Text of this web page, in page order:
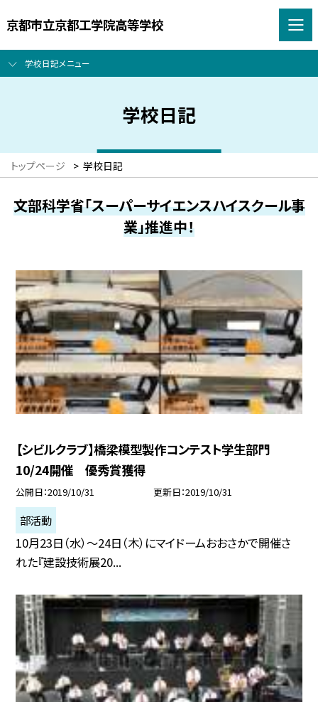
京都市立京都工学院高等学校
学校日記メニュー
学校日記
トップページ > 学校日記
文部科学省「スーパーサイエンスハイスクール事
業」推進中！
【シビルクラブ】橋梁模型製作コンテスト学生部門
10/24開催 優秀賞獲得
公開日 2019/10/31 更新日 2019/10/31
部活動
10月23日（水）〜24日（木）にマイドームおおさかで開催さ
れた『建設技術展20...